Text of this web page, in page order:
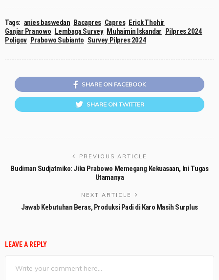
Tags: anies baswedan Bacapres Capres Erick Thohir
Ganjar Pranowo Lembaga Survey Muhaimin Iskandar Pilpres 2024
Poligov Prabowo Subianto Survey Pilpres 2024
SHARE ON FACEBOOK
SHARE ON TWITTER
PREVIOUS ARTICLE
Budiman Sudjatmiko: Jika Prabowo Memegang Kekuasaan, Ini Tugas
Utamanya
NEXT ARTICLE
Jawab Kebutuhan Beras, Produksi Padi di Karo Masih Surplus
LEAVE A REPLY